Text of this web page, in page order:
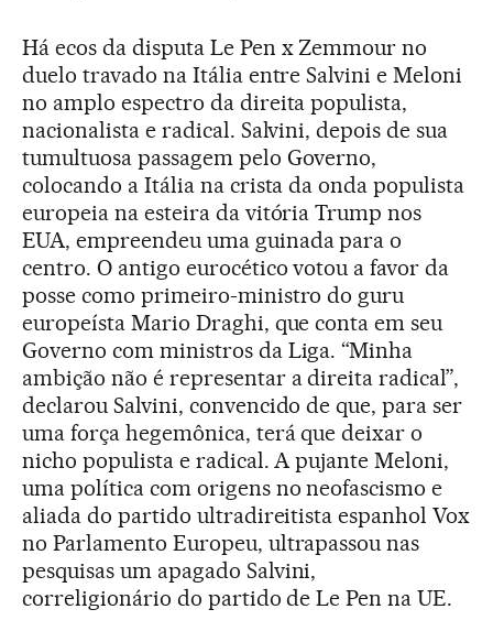
Há ecos da disputa Le Pen x Zemmour no
duelo travado na Itália entre Salvini e Meloni
no amplo espectro da direita populista,
nacionalista e radical. Salvini, depois de sua
tumultuosa passagem pelo Governo,
colocando a Itália na crista da onda populista
europeia na esteira da vitória Trump nos
EUA, empreendeu uma guinada para o
centro. O antigo eurocético votou a favor da
posse como primeiro-ministro do guru
europeísta Mario Draghi, que conta em seu
Governo com ministros da Liga. “Minha
ambição não é representar a direita radical”,
declarou Salvini, convencido de que, para ser
uma força hegemônica, terá que deixar o
nicho populista e radical. A pujante Meloni,
uma política com origens no neofascismo e
aliada do partido ultradireitista espanhol Vox
no Parlamento Europeu, ultrapassou nas
pesquisas um apagado Salvini,
correligionário do partido de Le Pen na UE.